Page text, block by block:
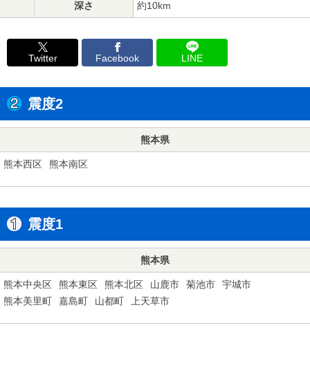
深さ 約10km
Twitter Facebook LINE
震度2
熊本県
熊本西区 熊本南区
震度1
熊本県
熊本中央区 熊本東区 熊本北区 山鹿市 菊池市
宇城市
熊本美里町
嘉島町 山都町 上天草市